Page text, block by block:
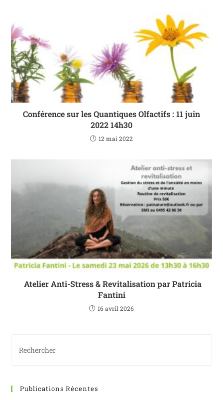
Conférence sur les Quantiques Olfactifs : 11 juin
2022 14h30
12 mai 2022
Atelier Anti-Stress & Revitalisation par Patricia
Fantini
16 avril 2026
Publications Récentes